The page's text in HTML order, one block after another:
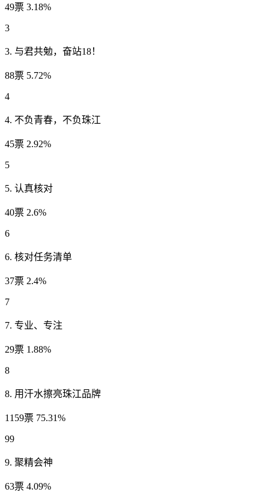
49票 3.18%
3
3. 与君共勉，奋站18！
88票 5.72%
4
4. 不负青春，不负珠江
45票 2.92%
5
5. 认真核对
40票 2.6%
6
6. 核对任务清单
37票 2.4%
7
7. 专业、专注
29票 1.88%
8
8. 用汗水擦亮珠江品牌
1159票 75.31%
99
9. 聚精会神
63票 4.09%